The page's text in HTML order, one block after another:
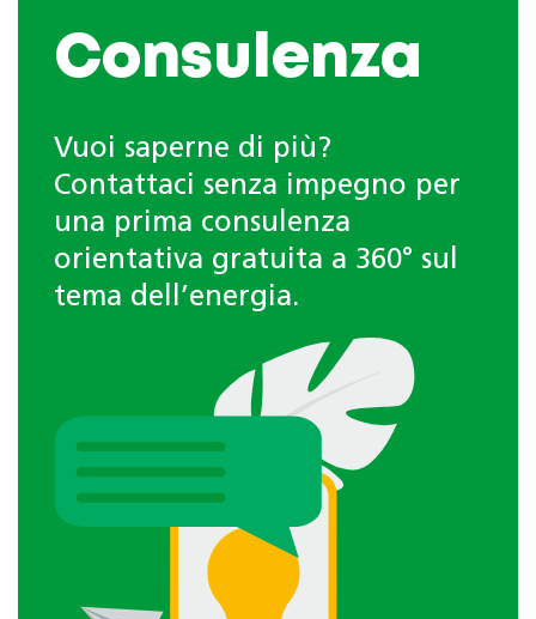
Consulenza
Vuoi saperne di più?
Contattaci senza impegno per
una prima consulenza
orientativa gratuita a 360° sul
tema dell’energia.